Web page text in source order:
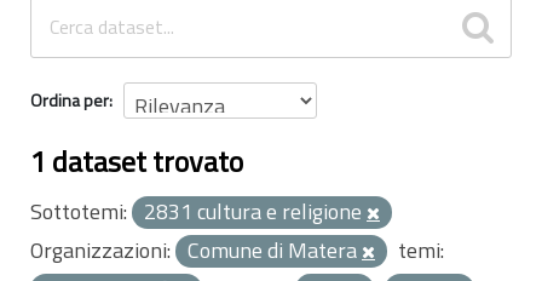
INFORMAZIONI
Ordina per
1 dataset trovato
Sottotemi: 2831 cultura e religione
Organizzazioni: Comune di Matera
temi: